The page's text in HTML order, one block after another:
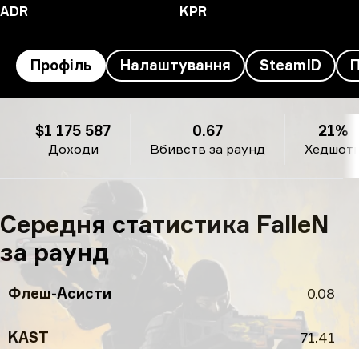
ADR KPR
Профіль Налаштування SteamID
Доходи
$1 175 587
Вбивств за раунд
0.67 21%
Середня статистика FalleN
за раунд
Флеш-Асисти 0.08
KAST 71.41